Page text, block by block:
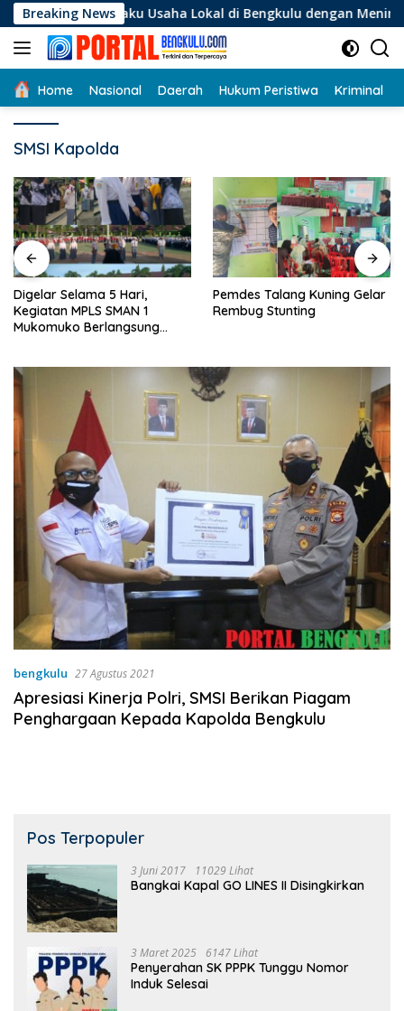
Langsung
ke
konten
Breaking News
Pelaku Usaha Lokal di Bengkulu dengan Meningkatkan
Home Nasional Daerah Hukum Peristiwa Kriminal
SMSI Kapolda
Digelar Selama 5 Hari,
Kegiatan MPLS SMAN 1
Mukomuko Berlangsung
Pemdes Talang Kuning Gelar
Rembug Stunting
bengkulu 27 Agustus 2021
Apresiasi Kinerja Polri, SMSI Berikan Piagam
Penghargaan Kepada Kapolda Bengkulu
Pos Terpopuler
3 Juni 2017 11029 Lihat
Bangkai Kapal GO LINES II Disingkirkan
3 Maret 2025 6147 Lihat
Penyerahan SK PPPK Tunggu Nomor
Induk Selesai